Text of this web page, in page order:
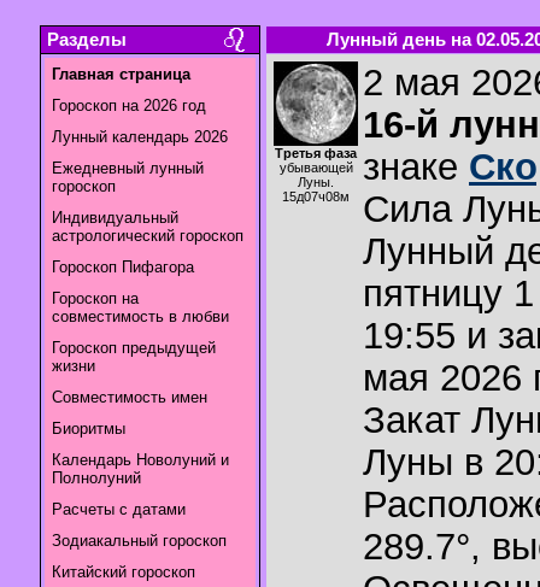
Разделы
Главная страница
Гороскоп на 2026 год
Лунный календарь 2026
Ежедневный лунный
гороскоп
Индивидуальный
астрологический гороскоп
Гороскоп Пифагора
Гороскоп на
совместимость в любви
Гороскоп предыдущей
жизни
Совместимость имен
Биоритмы
Календарь Новолуний и
Полнолуний
Расчеты с датами
Зодиакальный гороскоп
Китайский гороскоп
Лунный день на
Третья фаза
убывающей
Луны.
15д07ч08м
2 мая
16-й
знаке
Сила
Лунный
пятницу
19:55 и
мая 2026
Закат
Луны в
289.7°,